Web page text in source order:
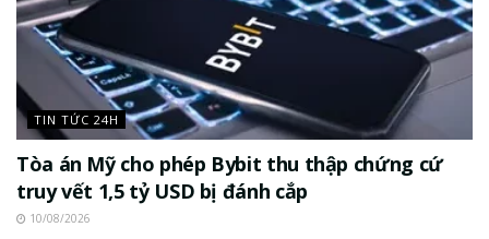
TIN TỨC 24H
Tòa án Mỹ cho phép Bybit thu thập chứng cứ
truy vết 1,5 tỷ USD bị đánh cắp
10/08/2026